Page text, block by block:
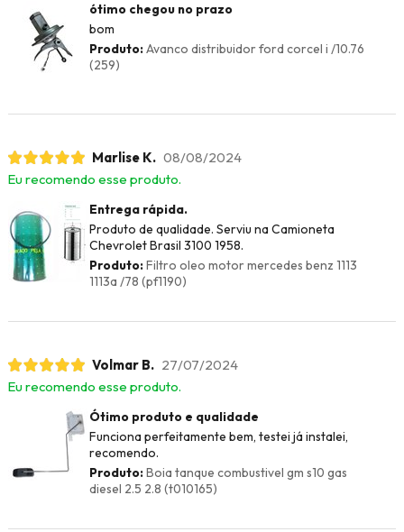
ótimo chegou no prazo
bom
Produto:Avanco distribuidor ford corcel i /10.76
(259)
Marlise K. 08/08/2024
Eu recomendo esse produto.
Entrega rápida.
Produto de qualidade. Serviu na Camioneta
Chevrolet Brasil 3100 1958.
Produto:Filtro oleo motor mercedes benz 1113
1113a /78 (pf1190)
Volmar B. 27/07/2024
Eu recomendo esse produto.
Ótimo produto e qualidade
Funciona perfeitamente bem, testei já instalei,
recomendo.
Produto:Boia tanque combustivel gm s10 gas
diesel 2.5 2.8 (t010165)